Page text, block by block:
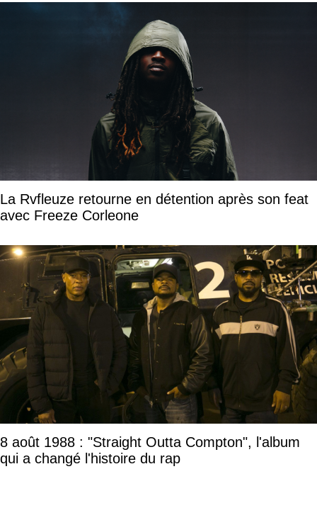
La Rvfleuze retourne en détention après son feat
avec Freeze Corleone
8 août 1988 : "Straight Outta Compton", l'album
qui a changé l'histoire du rap